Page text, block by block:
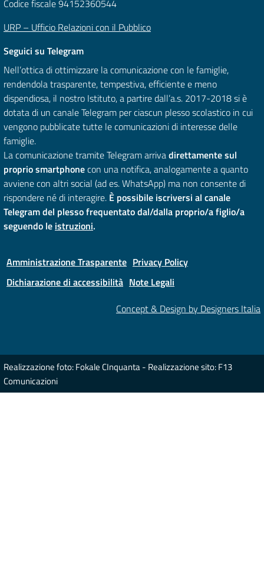
Codice fiscale 94152360544
URP – Ufficio Relazioni con il Pubblico
Seguici su Telegram
Nell’ottica di ottimizzare la comunicazione con le famiglie,
rendendola trasparente, tempestiva, efficiente e meno
dispendiosa, il nostro Istituto, a partire dall’a.s. 2017-2018 si è
dotata di un canale Telegram per ciascun plesso scolastico in cui
vengono pubblicate tutte le comunicazioni di interesse delle
famiglie.
La comunicazione tramite Telegram arrivadirettamente sul
proprio smartphonecon una notifica, analogamente a quanto
avviene con altri social (ad es. WhatsApp) ma non consente di
rispondere né di interagire. È possibile iscriversi al canale
Telegram del plesso frequentato dal/dalla proprio/a figlio/a
seguendo le istruzioni.
Amministrazione Trasparente Privacy Policy
Dichiarazione di accessibilità Note Legali
Concept & Design by Designers Italia
Realizzazione foto: Fokale CInquanta - Realizzazione sito: F13
Comunicazioni